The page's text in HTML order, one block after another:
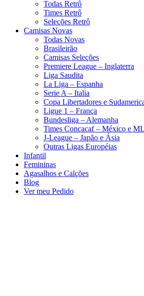
Todas Retrô
Times Retrô
Seleções Retrô
Camisas Novas
Todas Novas
Brasileirão
Camisas Seleções
Premiere League – Inglaterra
Liga Saudita
La Liga – Espanha
Serie A – Italia
Copa Libertadores e
Ligue 1 – França
Bundesliga – Alemanha
Times Concacaf – México e
J-League – Japão e Ásia
Outras Ligas Européias
Infantil
Femininas
Agasalhos e Calções
Blog
Ver meu Pedido